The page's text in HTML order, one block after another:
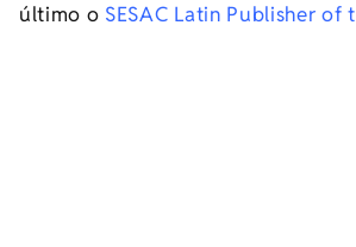
último o SESAC Latin Publisher of